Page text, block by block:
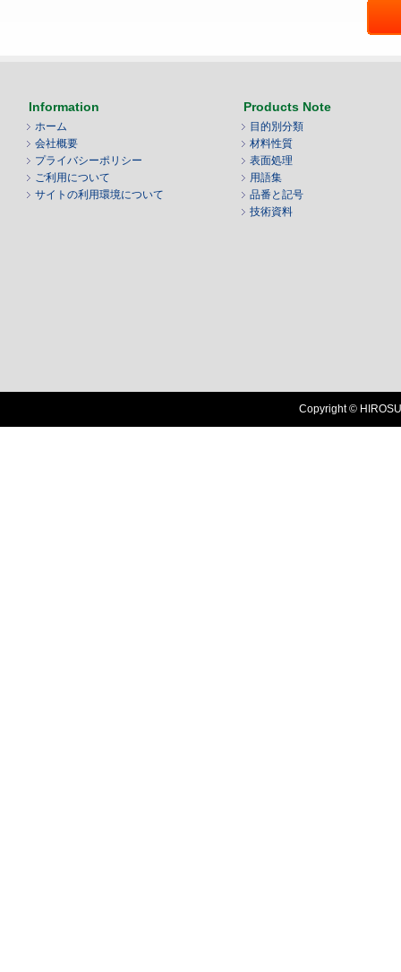
Information
ホーム
会社概要
プライバシーポリシー
ご利用について
サイトの利用環境について
Products Note
目的別分類
材料性質
表面処理
用語集
品番と記号
技術資料
Copyright ©